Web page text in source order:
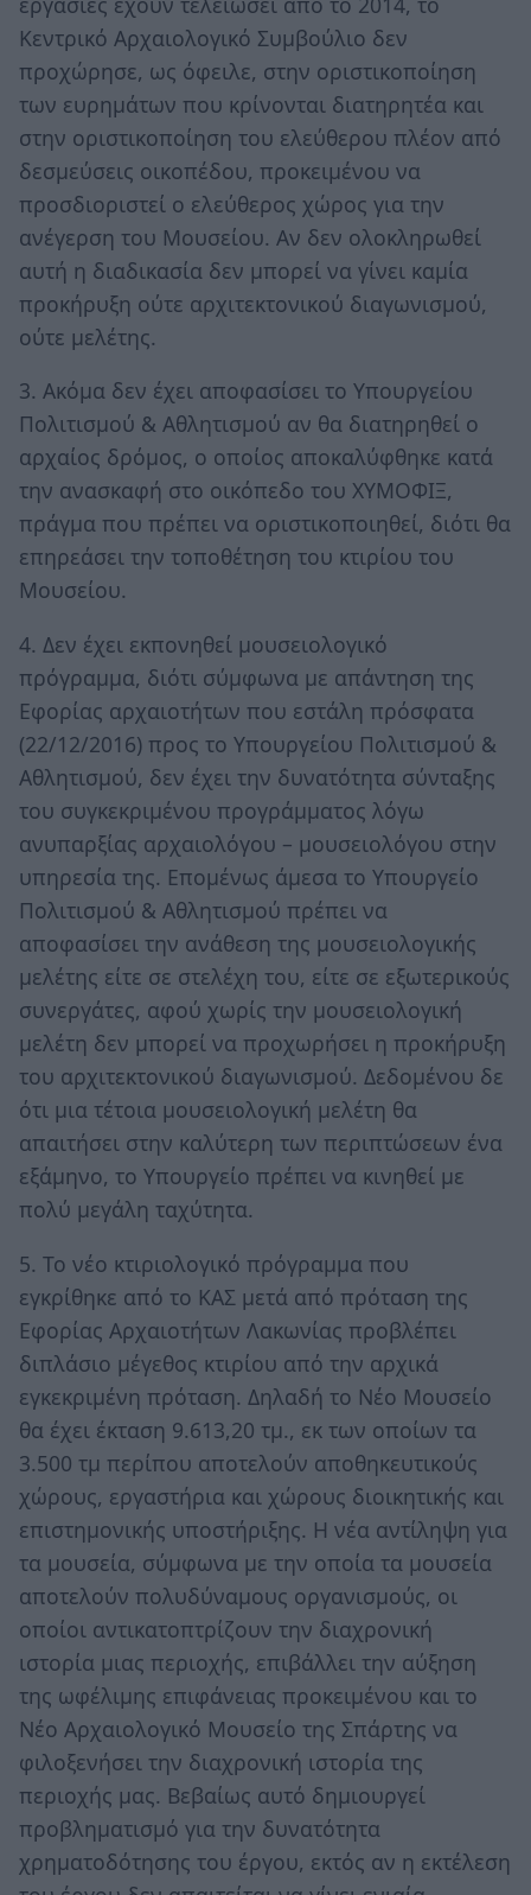
Κεντρικό Αρχαιολογικό Συμβούλιο δεν
προχώρησε, ως όφειλε, στην οριστικοποίηση
των ευρημάτων που κρίνονται διατηρητέα και
στην οριστικοποίηση του ελεύθερου πλέον από
δεσμεύσεις οικοπέδου, προκειμένου να
προσδιοριστεί ο ελεύθερος χώρος για την
ανέγερση του Μουσείου. Αν δεν ολοκληρωθεί
αυτή η διαδικασία δεν μπορεί να γίνει καμία
προκήρυξη ούτε αρχιτεκτονικού διαγωνισμού,
ούτε μελέτης.
3. Ακόμα δεν έχει αποφασίσει το Υπουργείου
Πολιτισμού & Αθλητισμού αν θα διατηρηθεί ο
αρχαίος δρόμος, ο οποίος αποκαλύφθηκε κατά
την ανασκαφή στο οικόπεδο του ΧΥΜΟΦΙΞ,
πράγμα που πρέπει να οριστικοποιηθεί, διότι θα
επηρεάσει την τοποθέτηση του κτιρίου του
Μουσείου.
4. Δεν έχει εκπονηθεί μουσειολογικό
πρόγραμμα, διότι σύμφωνα με απάντηση της
Εφορίας αρχαιοτήτων που εστάλη πρόσφατα
(22/12/2016) προς το Υπουργείου Πολιτισμού &
Αθλητισμού, δεν έχει την δυνατότητα σύνταξης
του συγκεκριμένου προγράμματος λόγω
ανυπαρξίας αρχαιολόγου – μουσειολόγου στην
υπηρεσία της. Επομένως άμεσα το Υπουργείο
Πολιτισμού & Αθλητισμού πρέπει να
αποφασίσει την ανάθεση της μουσειολογικής
μελέτης είτε σε στελέχη του, είτε σε εξωτερικούς
συνεργάτες, αφού χωρίς την μουσειολογική
μελέτη δεν μπορεί να προχωρήσει η προκήρυξη
του αρχιτεκτονικού διαγωνισμού. Δεδομένου δε
ότι μια τέτοια μουσειολογική μελέτη θα
απαιτήσει στην καλύτερη των περιπτώσεων ένα
εξάμηνο, το Υπουργείο πρέπει να κινηθεί με
πολύ μεγάλη ταχύτητα.
5. Το νέο κτιριολογικό πρόγραμμα που
εγκρίθηκε από το ΚΑΣ μετά από πρόταση της
Εφορίας Αρχαιοτήτων Λακωνίας προβλέπει
διπλάσιο μέγεθος κτιρίου από την αρχικά
εγκεκριμένη πρόταση. Δηλαδή το Νέο Μουσείο
θα έχει έκταση 9.613,20 τμ., εκ των οποίων τα
3.500 τμ περίπου αποτελούν αποθηκευτικούς
χώρους, εργαστήρια και χώρους διοικητικής και
επιστημονικής υποστήριξης. Η νέα αντίληψη για
τα μουσεία, σύμφωνα με την οποία τα μουσεία
αποτελούν πολυδύναμους οργανισμούς, οι
οποίοι αντικατοπτρίζουν την διαχρονική
ιστορία μιας περιοχής, επιβάλλει την αύξηση
της ωφέλιμης επιφάνειας προκειμένου και το
Νέο Αρχαιολογικό Μουσείο της Σπάρτης να
φιλοξενήσει την διαχρονική ιστορία της
περιοχής μας. Βεβαίως αυτό δημιουργεί
προβληματισμό για την δυνατότητα
χρηματοδότησης του έργου, εκτός αν η εκτέλεση